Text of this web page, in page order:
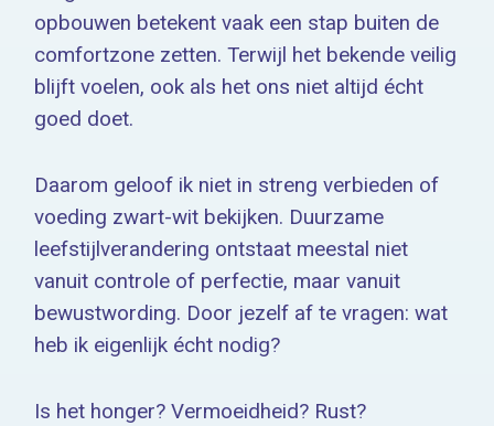
opbouwen betekent vaak een stap buiten de
comfortzone zetten. Terwijl het bekende veilig
blijft voelen, ook als het ons niet altijd écht
goed doet.
Daarom geloof ik niet in streng verbieden of
voeding zwart-wit bekijken. Duurzame
leefstijlverandering ontstaat meestal niet
vanuit controle of perfectie, maar vanuit
bewustwording. Door jezelf af te vragen: wat
heb ik eigenlijk écht nodig?
Is het honger? Vermoeidheid? Rust?